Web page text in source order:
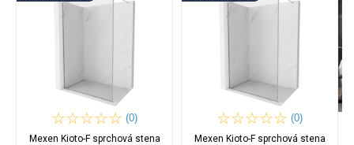
(0)
Mexen Kioto-F sprchová stena
(0)
Mexen Kioto-F sprchová stena